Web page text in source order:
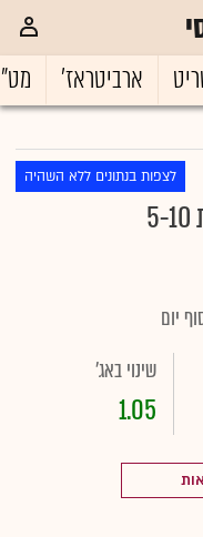
ארביטראז'
לצפות בנתונים ללא השהיה
יום
שינוי באג'
1.05